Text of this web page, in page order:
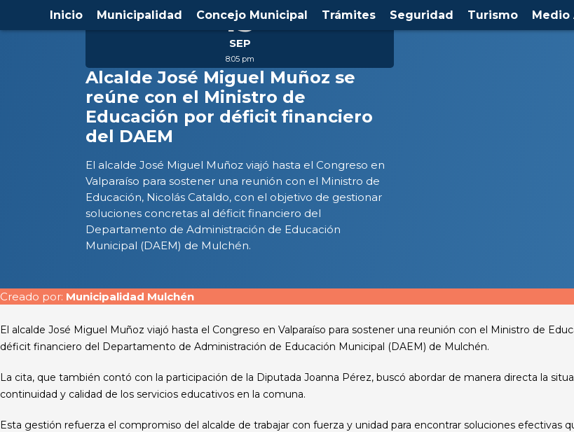
Inicio Municipalidad Concejo Municipal Trámites Seguridad Turismo Medio
15
SEP
8:05 pm
Alcalde José Miguel Muñoz se
reúne con el Ministro de
Educación por déficit financiero
del DAEM
El alcalde José Miguel Muñoz viajó hasta el Congreso en
Valparaíso para sostener una reunión con el Ministro de
Educación, Nicolás Cataldo, con el objetivo de gestionar
soluciones concretas al déficit financiero del
Departamento de Administración de Educación
Municipal (DAEM) de Mulchén.
Creado por: Municipalidad Mulchén
El alcalde José Miguel Muñoz viajó hasta el Congreso en Valparaíso para sostener una reunión con el Ministro de
déficit financiero del Departamento de Administración de Educación Municipal (DAEM) de Mulchén.
La cita, que también contó con la participación de la Diputada Joanna Pérez, buscó abordar de manera directa la
continuidad y calidad de los servicios educativos en la comuna.
Esta gestión refuerza el compromiso del alcalde de trabajar con fuerza y unidad para encontrar soluciones